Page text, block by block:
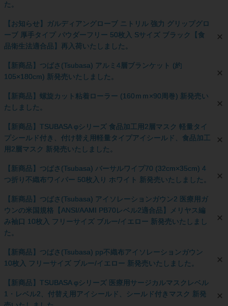
た。
【お知らせ】ガルディアングローブ ニトリル 強力 グリップグロ
ーブ 厚手タイプ パウダーフリー 50枚入 Sサイズ ブラック【食
品衛生法適合品】再入荷いたしました。
【新商品】つばさ(Tsubasa) アルミ4層ブランケット (約
105×180cm) 新発売いたしました。
【新商品】螺旋カット粘着ローラー (160ｍｍ×90周巻) 新発売い
たしました。
【新商品】TSUBASA φシリーズ 食品加工用2層マスク 軽量タイ
プシールド付き、付け替え用軽量タイプアイシールド、食品加工
用2層マスク 新発売いたしました。
【新商品】つばさ(Tsubasa) バーサルワイプ70 (32cm×35cm) 4
つ折り不織布ワイパー 50枚入り ホワイト 新発売いたしました。
【新商品】つばさ(Tsubasa) アイソレーションガウン2 医療用ガ
ウンの米国規格【ANSI/AAMI PB70レベル2適合品】メリヤス編
み袖口 10枚入 フリーサイズ ブルー/イエロー 新発売いたしまし
た。
【新商品】つばさ(Tsubasa) pp不織布アイソレーションガウン
10枚入 フリーサイズ ブルー/イエロー 新発売いたしました。
【新商品】TSUBASA φシリーズ 医療用サージカルマスクレベル
1・レベル2、付替え用アイシールド、シールド付きマスク 新発